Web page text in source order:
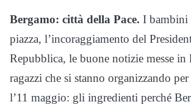
Bergamo: città della Pace. I bambini
piazza, l’incoraggiamento del
Repubblica, le buone notizie messe
ragazzi che si stanno organizzando per
l’11 maggio: gli ingredienti perché